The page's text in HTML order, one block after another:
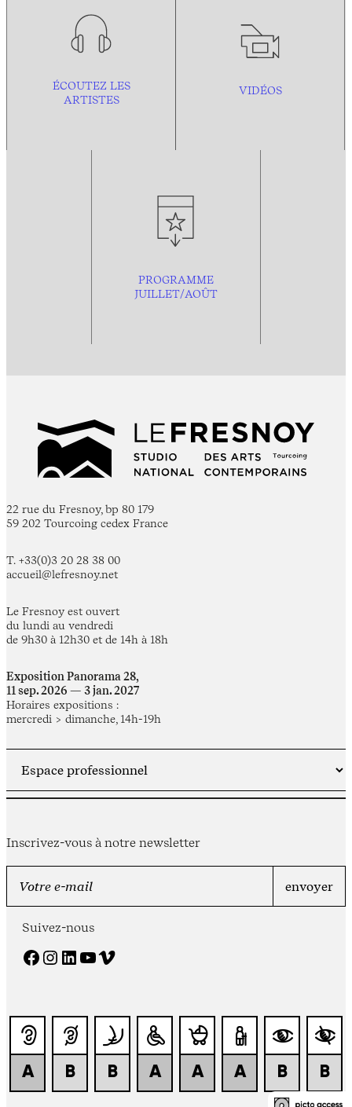
ÉCOUTEZ LES
ARTISTES
VIDÉOS
PROGRAMME
JUILLET/AOÛT
22 rue du Fresnoy, bp 80 179
59 202 Tourcoing cedex France
T. +33(0)3 20 28 38 00
accueil@lefresnoy.net
Le Fresnoy est ouvert
du lundi au vendredi
de 9h30 à 12h30 et de 14h à 18h
Exposition Panorama 28,
11 sep. 2026 — 3 jan. 2027
Horaires expositions :
mercredi > dimanche, 14h-19h
Inscrivez-vous à notre newsletter
Suivez-nous
Facebook Instagram LinkedIn YouTube Vimeo